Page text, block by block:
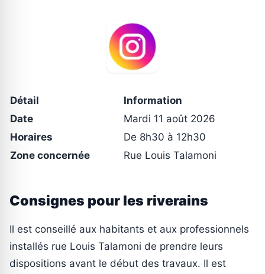
Détail
Information
Date
Mardi 11 août 2026
Horaires
De 8h30 à 12h30
Zone concernée
Rue Louis Talamoni
Consignes pour les riverains
Il est conseillé aux habitants et aux professionnels
installés rue Louis Talamoni de prendre leurs
dispositions avant le début des travaux. Il est